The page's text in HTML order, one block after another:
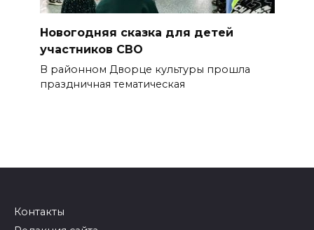
Новогодняя сказка для детей
участников СВО
В районном Дворце культуры прошла
праздничная тематическая
Контакты